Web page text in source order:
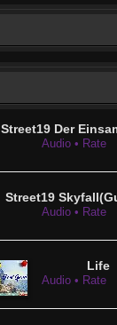
Street19 Der
Audio • Rate
Street19
Audio • Rate
Life
Audio • Rate